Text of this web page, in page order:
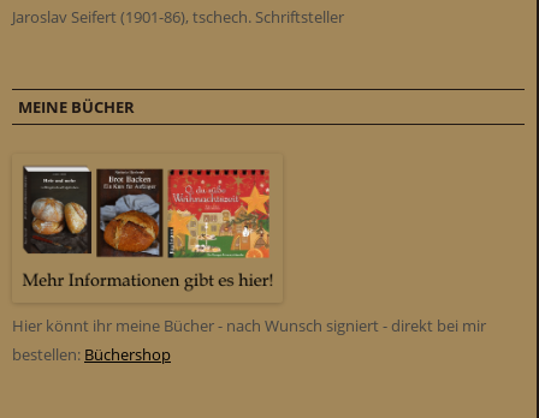
Jaroslav Seifert (1901-86), tschech. Schriftsteller
MEINE BÜCHER
Hier könnt ihr meine Bücher - nach Wunsch signiert - direkt bei mir
bestellen: Büchershop